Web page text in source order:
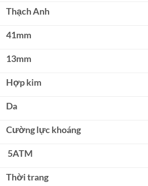
Thạch Anh
41mm
13mm
Hợp kim
Da
Cường lực khoáng
5ATM
Thời trang